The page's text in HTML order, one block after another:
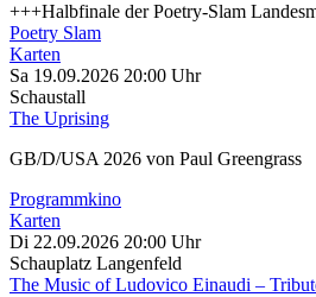
+++Halbfinale der Poetry-Slam
Poetry Slam
Karten
Sa 19.09.2026 20:00 Uhr
Schaustall
The Uprising
GB/D/USA 2026 von Paul Greengrass
Programmkino
Karten
Di 22.09.2026 20:00 Uhr
Schauplatz Langenfeld
The Music of Ludovico Einaudi –